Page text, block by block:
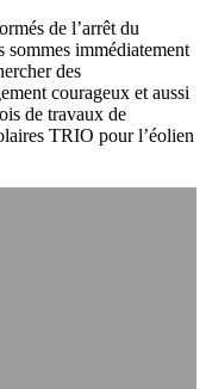
de l’arrêt du
immédiatement
des
courageux et aussi
de travaux de
TRIO pour l’éolien